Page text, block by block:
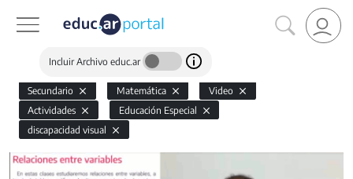
Incluir Archivo educ.ar
Secundario Matemática
Video
Actividades
Educación Especial
discapacidad visual